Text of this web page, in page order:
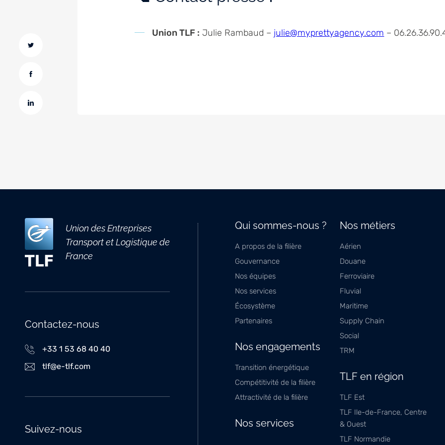
Union TLF : Julie Rambaud – julie@myprettyagency.com –
Union des Entreprises
Transport et Logistique de
France
Contactez-nous
+33 1 53 68 40 40
tlf@e-tlf.com
Suivez-nous
Qui sommes-nous ?
A propos de la filière
Gouvernance
Nos équipes
Nos services
Écosystème
Partenaires
Nos engagements
Transition énergétique
Compétitivité de la filière
Attractivité de la filière
Nos services
Nos métiers
Aérien
Douane
Ferroviaire
Fluvial
Maritime
Supply Chain
Social
TRM
TLF en région
TLF Est
TLF Ile-de-France, Centre
& Ouest
TLF Normandie